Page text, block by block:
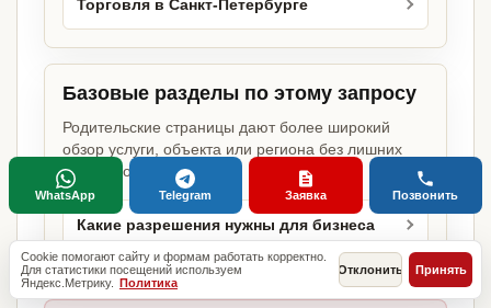
Торговля в Санкт-Петербурге
Базовые разделы по этому запросу
Родительские страницы дают более широкий
обзор услуги, объекта или региона без лишних
переходов.
Какие разрешения нужны для бизнеса
Cookie помогают сайту и формам работать корректно.
Для статистики посещений используем
Яндекс.Метрику. Политика
Отклонить Принять
WhatsApp Telegram Заявка Позвонить